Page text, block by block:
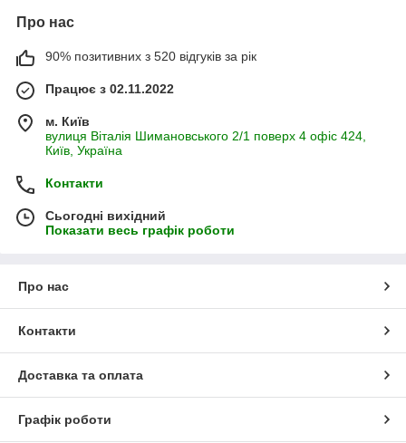
Про нас
90% позитивних з 520 відгуків за рік
Працює з 02.11.2022
м. Київ
вулиця Віталія Шимановського 2/1 поверх 4 офіс 424,
Київ, Україна
Контакти
Сьогодні вихідний
Показати весь графік роботи
Про нас
Контакти
Доставка та оплата
Графік роботи